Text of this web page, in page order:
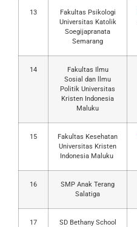
13
Fakultas Psikologi
Universitas Katolik
Soegijapranata
Semarang
14
Fakultas Ilmu
Sosial dan llmu
Politik Universitas
Kristen Indonesia
Maluku
15
Fakultas Kesehatan
Universitas Kristen
Indonesia Maluku
16
SMP Anak Terang
Salatiga
17 SD Bethany School